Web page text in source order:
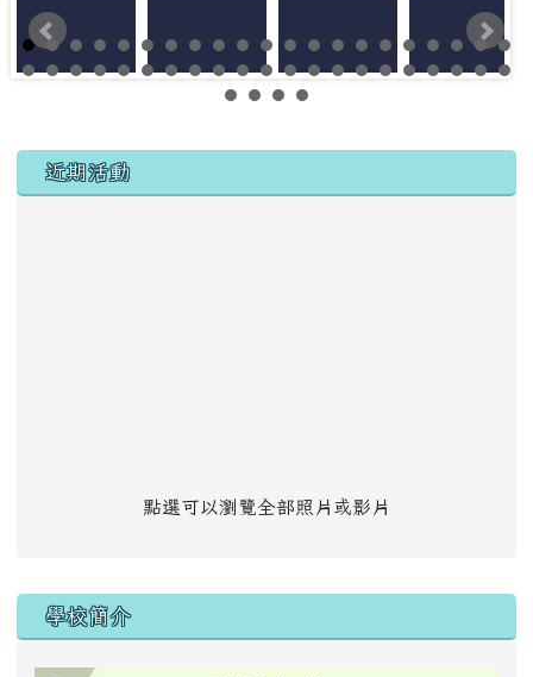
左邊區域內容
近期活動
點選可以瀏覽全部照片或影片
學校簡介